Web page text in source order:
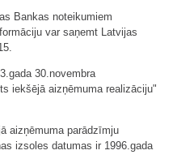
Bankas noteikumiem
var saņemt Latvijas
30.novembra
iekšējā aizņēmuma realizāciju"
aizņēmuma parādzīmju
izsoles datumas ir 1996.gada